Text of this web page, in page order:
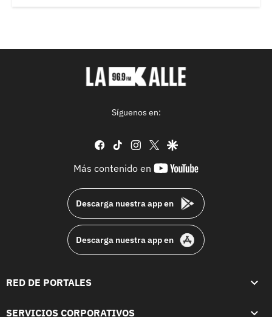
Síguenos en:
facebook
tiktok instagram
twittergoogle
Más contenido en
youtube-
Descarga nuestra app en
Descarga nuestra app en
RED DE PORTALES
SERVICIOS CORPORATIVOS